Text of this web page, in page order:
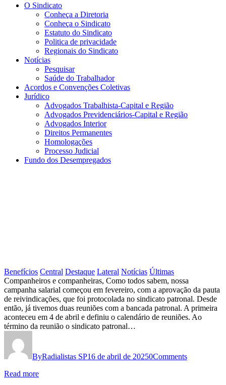
O Sindicato
Conheça a Diretoria
Conheça o Sindicato
Estatuto do Sindicato
Politica de privacidade
Regionais do Sindicato
Notícias
Pesquisar
Saúde do Trabalhador
Acordos e Convenções Coletivas
Jurídico
Advogados Trabalhista-Capital e Região
Advogados Previdenciários-Capital e Região
Advogados Interior
Direitos Permanentes
Homologações
Processo Judicial
Fundo dos Desempregados
Benefícios Central Destaque Lateral Notícias Últimas
CAMPANHA
SALARIAL
2025
INFORME
SOBRE
O
ANDAMENTO
DAS
Companheiros e companheiras, Como todos sabem, nossa
campanha salarial começou em fevereiro, com a aprovação da pauta
de reivindicações, que foi protocolada no sindicato patronal. Desde
então, já tivemos duas reuniões com a bancada patronal. A primeira
aconteceu em 4 de abril e definiu o calendário de reuniões. Ao
término da reunião o sindicato patronal…
ByRadialistas SP16 de abril de 20250Comments
Read more